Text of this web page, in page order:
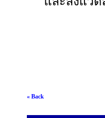
« Back